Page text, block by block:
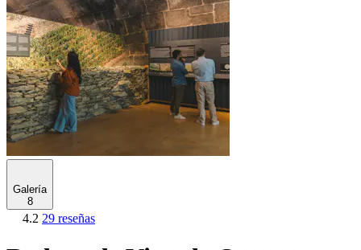
Galería
8
4.2 29 reseñas